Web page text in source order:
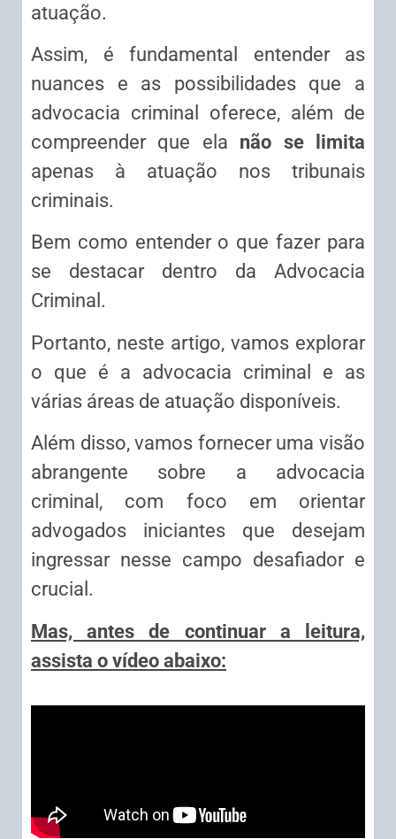
atuação.
Assim, é fundamental entender as
nuances e as possibilidades que a
advocacia criminal oferece, além de
compreender que ela não se limita
apenas à atuação nos tribunais
criminais.
Bem como entender o que fazer para
se destacar dentro da Advocacia
Criminal.
Portanto, neste artigo, vamos explorar
o que é a advocacia criminal e as
várias áreas de atuação disponíveis.
Além disso, vamos fornecer uma visão
abrangente sobre a advocacia
criminal, com foco em orientar
advogados iniciantes que desejam
ingressar nesse campo desafiador e
crucial.
Mas, antes de continuar a leitura,
assista o vídeo abaixo: